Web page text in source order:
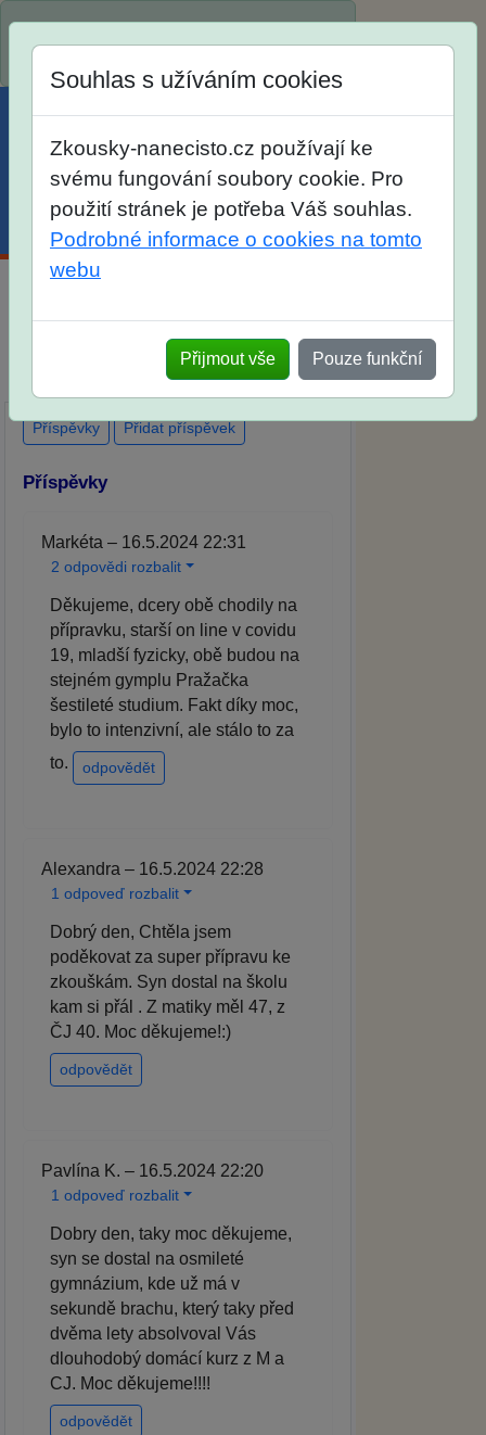
SŠ? Vaše ohlasy po skutečných
přijímacích zkouškách
Souhlas s užíváním cookies
Zkousky-nanecisto.cz používají ke
svému fungování soubory cookie. Pro
použití stránek je potřeba Váš souhlas.
Podrobné informace o cookies na tomto
webu
Přijmout vše Pouze funkční
Příspěvky Přidat příspěvek
Příspěvky
Markéta – 16.5.2024 22:31
2 odpovědi rozbalit
Děkujeme, dcery obě chodily na
přípravku, starší on line v covidu
19, mladší fyzicky, obě budou na
stejném gymplu Pražačka
šestileté studium. Fakt díky moc,
bylo to intenzivní, ale stálo to za
to.
odpovědět
Alexandra – 16.5.2024 22:28
1 odpoveď rozbalit
Dobrý den, Chtěla jsem
poděkovat za super přípravu ke
zkouškám. Syn dostal na školu
kam si přál . Z matiky měl 47, z
ČJ 40. Moc děkujeme!:)
odpovědět
Pavlína K. – 16.5.2024 22:20
1 odpoveď rozbalit
Dobry den, taky moc děkujeme,
syn se dostal na osmileté
gymnázium, kde už má v
sekundě brachu, který taky před
dvěma lety absolvoval Vás
dlouhodobý domácí kurz z M a
CJ. Moc děkujeme!!!!
odpovědět